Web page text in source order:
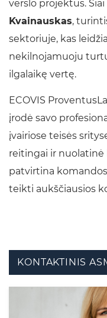
verslo projektus.
Kvainauskas,
sektoriuje, kas
nekilnojamuoju
ilgalaikę vertę.
ECOVIS
įrodė savo
įvairiose teisės
reitingai ir nuolatinė
patvirtina
teikti aukščiausios
KONTAKTINIS